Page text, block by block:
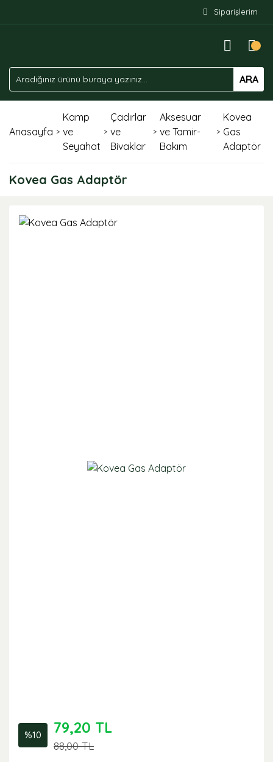
Siparişlerim
ARA
Anasayfa
Kamp
ve
Seyahat
Çadırlar
ve
Bivaklar
Aksesuar
ve Tamir-
Bakım
Kovea
Gas
Adaptör
Kovea Gas Adaptör
%10 79,20 TL
88,00 TL